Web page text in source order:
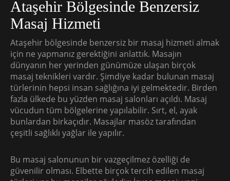
Ataşehir Bölgesinde Benzersiz
Masaj Hizmeti
Ataşehir bölgesinde benzersiz bir masaj hizmeti almak
için ne yapmanız gerektiğini anlattık. Masajın
dünyanın her yerinden günümüze ulaşan birçok
masaj teknikleri vardır. Şimdiye kadar bulunan masaj
türlerinin hepsi insan sağlığına iyi gelmektedir. Birden
fazla ülkede bu yüzden masaj salonları açıldı. Masaj
vücudun tüm bölgelerine yapılabilir. Sırt, el, ayak
bunlardan birkaçıdır. Masajlar masöz tarafından
çeşitli sağlıklı yağlar ile yapılır.
Bu masaj salonunun bir vazgeçilmez özelliği de
güvenilir olması. Elbette birçok tercih edilen masaj